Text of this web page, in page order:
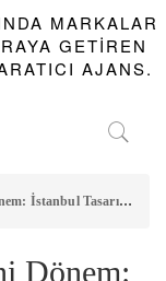
MARKALAR
GETIREN
AJANS.
Tasarım Müzesi Açıldı!
Dönem: